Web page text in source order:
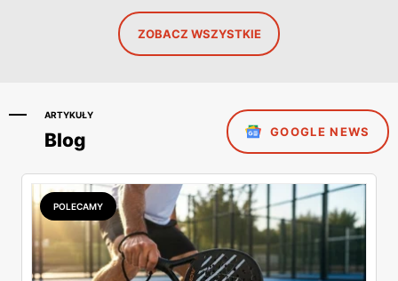
ZOBACZ WSZYSTKIE
ARTYKUŁY
Blog GOOGLE NEWS
POLECAMY